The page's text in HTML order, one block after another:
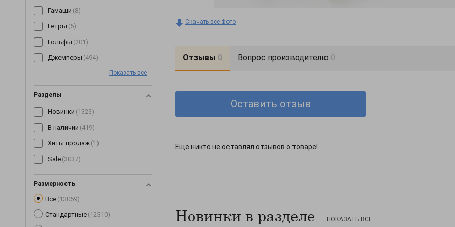
Гамаши (8)
Гетры (5)
Гольфы (201)
Джемперы (494)
Комбинезоны
Комплекты
Корсеты(63)
Показать все
Разделы
Новинки (1323)
В наличии (419)
Хиты продаж (1)
Sale (3037)
Размерность
Все (13059)
Стандартные (12310)
Скачать все фото
Отзывы 0 Вопрос производителю 0
Оставить отзыв
Еще никто не оставлял отзывов о товаре!
Новинки в разделе ПОКАЗАТЬ ВСЕ...